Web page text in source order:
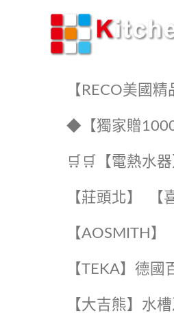
【RECO美國
◆【獨家贈
🛒🛒【電熱水
【莊頭北】 【
【AOSMITH】
【TEKA】️德國
【大吉熊】水